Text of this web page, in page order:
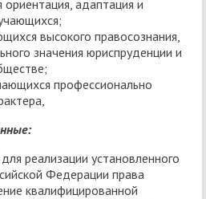
адаптация и
высокого правосознания,
значения юриспруденции и
профессионально
реализации установленного
Федерации права
квалифицированной